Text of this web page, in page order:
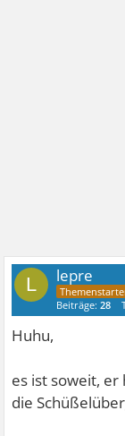
L lepre
Beiträge:28
Huhu,
es ist soweit,
die